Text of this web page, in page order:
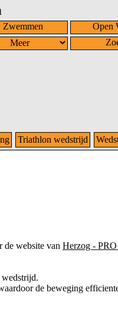
Zwemmen Open
Triathlon wedstrijd
de website van Herzog - PRO
wedstrijd.
de beweging